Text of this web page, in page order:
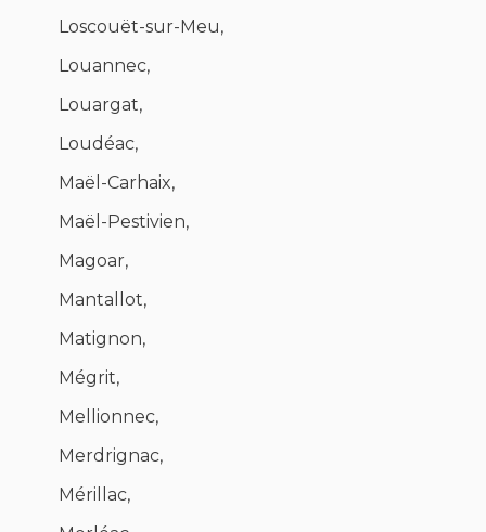
Loscouët-sur-Meu,
Louannec,
Louargat,
Loudéac,
Maël-Carhaix,
Maël-Pestivien,
Magoar,
Mantallot,
Matignon,
Mégrit,
Mellionnec,
Merdrignac,
Mérillac,